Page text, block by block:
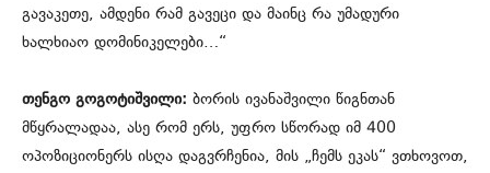
გავაკეთე, ამდენი რამ გავეცი და მაინც რა უმადური
ხალხიაო დომინიკელები…“
თენგო გოგოტიშვილი: ბორის ივანაშვილი წიგნთან
მწყრალადაა, ასე რომ ერს, უფრო სწორად იმ 400
ოპოზიციონერს ისღა დაგვრჩენია, მის „ჩემს ეკას“ ვთხოვოთ,